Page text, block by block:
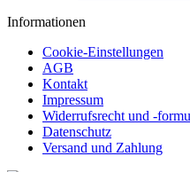
Informationen
Cookie-Einstellungen
AGB
Kontakt
Impressum
Widerrufsrecht und -
Datenschutz
Versand und Zahlung